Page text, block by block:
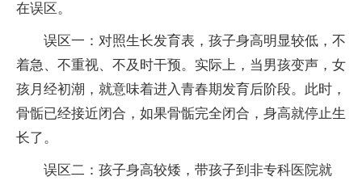
在误区。
误区一：对照生长发育表，孩子身高明显较低，不
着急、不重视、不及时干预。实际上，当男孩变声，女
孩月经初潮，就意味着进入青春期发育后阶段。此时，
骨骺已经接近闭合，如果骨骺完全闭合，身高就停止生
长了。
误区二：孩子身高较矮，带孩子到非专科医院就